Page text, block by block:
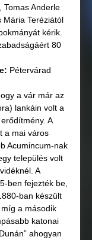
Tomas Anderle
Mária Teréziától
kérik.
80
Pétervárad
a vár már az
lankáin volt a
A
a mai város
Acumincum-nak
település volt
A
ben fejezték be,
ban készült
a második
katonai
ahogyan